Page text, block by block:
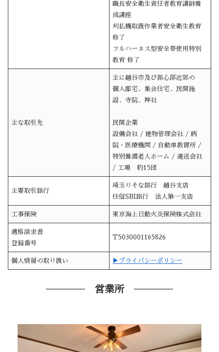
職長安全衛生責任者教育講師養
成講座
刈払機取扱作業者安全衛生教育
修了
フルハーネス型安全帯使用特別
教育 修了
主な取引先
主に越谷市及び都心部近郊の
個人邸宅、集合住宅、民間施
設、寺院、神社
民間企業
設備会社 / 建物管理会社 / 病
院・医療機関 / 自動車教習所 /
特別養護老人ホーム / 運送会社
/ 工場 約15団
主要取引銀行
埼玉りそな銀行 越谷支店
住信SBI銀行 法人第一支店
工事保険 東京海上日動火災保険株式会社
適格請求書
登録番号
T5030001165826
個人情報の取り扱い ▶︎プライバシーポリシー
営業所